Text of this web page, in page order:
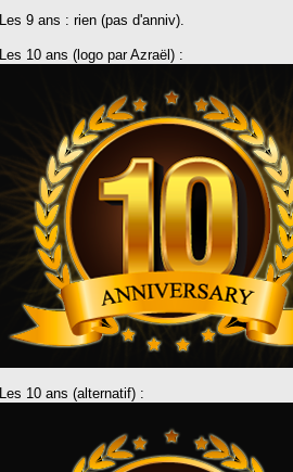
Les 9 ans : rien (pas d'anniv).
Les 10 ans (logo par Azraël) :
Les 10 ans (alternatif) :